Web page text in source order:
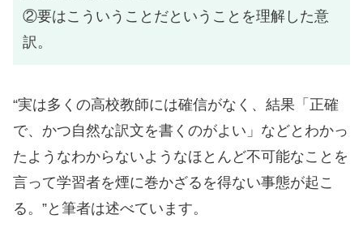
②要はこういうことだということを理解した意
訳。
“実は多くの高校教師には確信がなく、結果「正確
で、かつ自然な訳文を書くのがよい」などとわかっ
たようなわからないようなほとんど不可能なことを
言って学習者を煙に巻かざるを得ない事態が起こ
る。”と筆者は述べています。